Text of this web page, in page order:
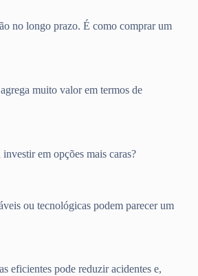
no longo prazo. É como comprar um
muito valor em termos de
em opções mais caras?
ou tecnológicas podem parecer um
eficientes pode reduzir acidentes e,